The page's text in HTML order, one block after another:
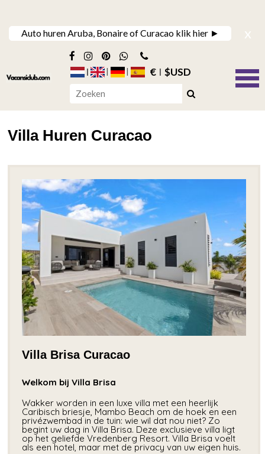
Auto huren Aruba, Bonaire of Curacao klik hier ► x
€ $USD
Villa Huren Curacao
Villa Brisa Curacao
Welkom bij Villa Brisa
Wakker worden in een luxe villa met een heerlijk
Caribisch briesje, Mambo Beach om de hoek en een
privézwembad in de tuin: wie wil dat nou niet? Zo
begint uw dag in Villa Brisa. Deze exclusieve villa ligt
op het geliefde Vredenberg Resort. Villa Brisa voelt
als een hotel, maar met de privacy van uw eigen huis.